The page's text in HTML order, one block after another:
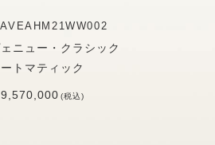
ニュー・クラシック
トマティック
9,570,000(税込)